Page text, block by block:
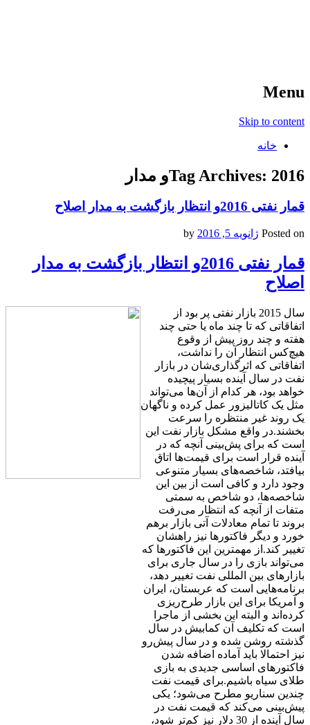
Menu
Skip to content
خانه
Tag Archives: 2016و مدار
قمار نفتی 2016و انتظار بازگشت به مدار اصلاح
Posted on ژانویه 5, 2016
قمار نفتی 2016و انتظار بازگشت به مدار
اصلاح
سال 2015 بازار نفتی پر بود از
اتفاقاتی که تا چند ماه یا حتی چند
هفته و چند روز پیش از وقوع
هیچ‌کس انتظار آن را نداشت،
اتفاقاتی که اثرگذاری‌شان در بازار
نفت در سال آینده بسیار پیچیده
خواهد بود، هر کدام از آن‌ها می‌تواند
مثل یک کاتالیزور عمل کرده و ناگهان
یک روند غیر منتظره را سرعت
بخشند.در واقع مشکل بازار نفت این
است که برای پش‌بینی آنچه که در
آینده قرار است برای قیمت‌ها اتاق
بیافتد، شاخصه‌های بسیار متنوعی
وجود دارد و کافی است از بین این
شاخصه‌ها، دو شاخص به سمتی
متفات از آنچه که انتظار می‌رفت
بروند تا تمام معادلات آتی بازار برهم
خورد و دیگر فاکتورها نیز راهشان
تغییر کند.از مهمترین این فاکتورها که
می‌تواند بازی را در سال جاری برای
بازارهای بین المللی نفت تغییر دهد،
برنامه‌هایی است که عربستان، ایران
و آمریکا برای این بازار طرح‌ریزی
کرده‌اند و البته این بخشی از ماجرا
است که تکلیف آن کمابیش در سال
گذشته روشن شده و در سال پیش‌رو
نیز احتمالا باید آماده اضافه شدن
فاکتورهای اساسی جدیدی به بازی
طلای سیاه باشیم.برای قیمت نفت
چندین سناریو مطرح می‌شود؛ یکی
پیش‌بینی می‌کند که قیمت نفت در
سال آینده از 30 دلار نیز کم‌تر شود،